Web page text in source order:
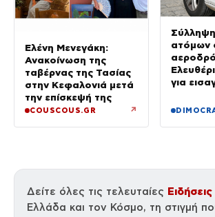
Ελένη Μενεγάκη:
Ανακοίνωση της
ταβέρνας της Τασίας
στην Κεφαλονιά μετά
την επίσκεψή της
COUSCOUS.GR ↗
ατόμων
για
Δείτε όλες τις τελευταίες Ειδήσεις
Ελλάδα και τον Κόσμο, τη στιγμή